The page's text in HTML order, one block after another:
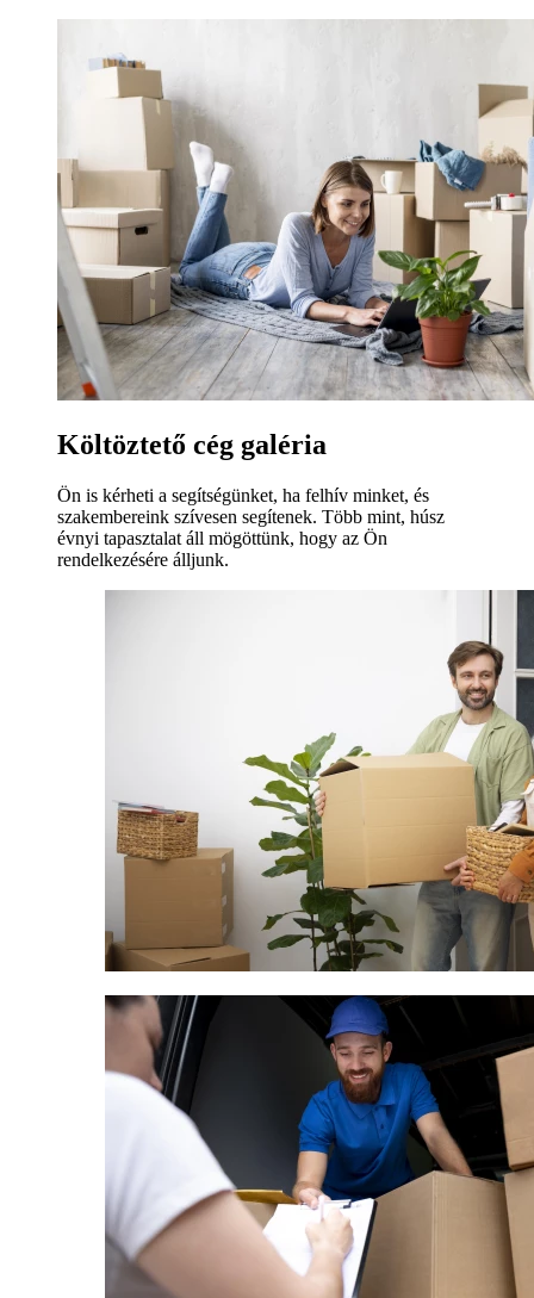
Költöztető cég galéria
Ön is kérheti a segítségünket, ha felhív minket, és
szakembereink szívesen segítenek. Több mint, húsz
évnyi tapasztalat áll mögöttünk, hogy az Ön
rendelkezésére álljunk.